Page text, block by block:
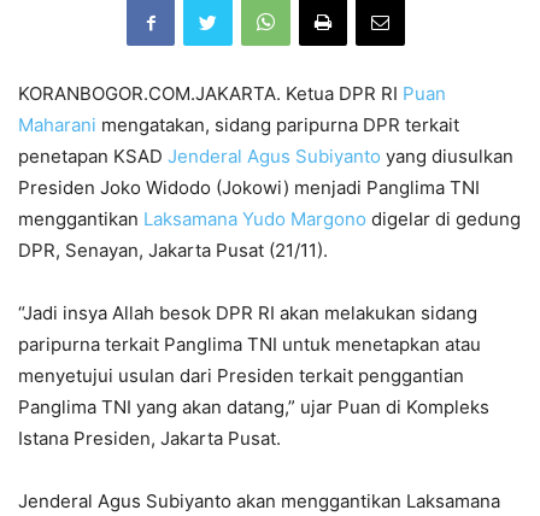
KORANBOGOR.COM.JAKARTA. Ketua DPR RI Puan
Maharani mengatakan, sidang paripurna DPR terkait
penetapan KSAD Jenderal Agus Subiyanto yang diusulkan
Presiden Joko Widodo (Jokowi) menjadi Panglima TNI
menggantikan Laksamana Yudo Margono digelar di gedung
DPR, Senayan, Jakarta Pusat (21/11).
“Jadi insya Allah besok DPR RI akan melakukan sidang
paripurna terkait Panglima TNI untuk menetapkan atau
menyetujui usulan dari Presiden terkait penggantian
Panglima TNI yang akan datang,” ujar Puan di Kompleks
Istana Presiden, Jakarta Pusat.
Jenderal Agus Subiyanto akan menggantikan Laksamana